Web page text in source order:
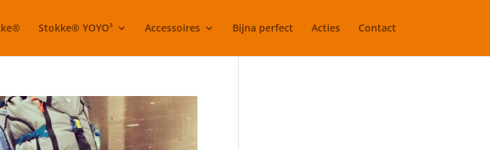
Stokke® YOYO³ Accessoires Bijna perfect Acties Contact